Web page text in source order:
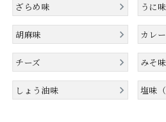
人気ワード：
やみつきしみかりせん
野菜カレー揚煎
ざらめ味 うに味
胡麻味 カレ
チーズ みそ味
しょう油味 塩味